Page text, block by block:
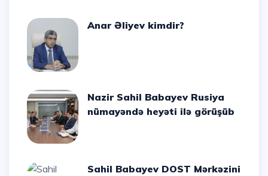
Anar Əliyev kimdir?
Nazir Sahil Babayev Rusiya
nümayəndə heyəti ilə görüşüb
Sahil Babayev DOST Mərkəzini